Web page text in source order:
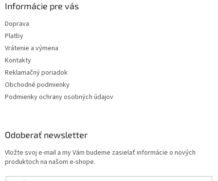
Informácie pre vás
Doprava
Platby
Vrátenie a výmena
Kontakty
Reklamačný poriadok
Obchodné podmienky
Podmienky ochrany osobných údajov
Odoberať newsletter
Vložte svoj e-mail a my Vám budeme zasielať informácie o nových
produktoch na našom e-shope.